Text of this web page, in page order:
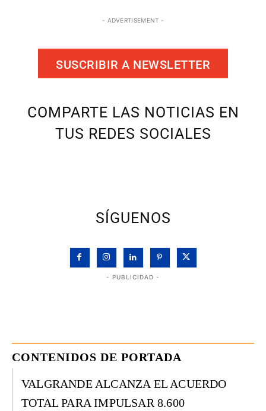
- ADVERTISEMENT -
SUSCRIBIR A NEWSLETTER
COMPARTE LAS NOTICIAS EN
TUS REDES SOCIALES
SÍGUENOS
- PUBLICIDAD -
CONTENIDOS DE PORTADA
VALGRANDE ALCANZA EL ACUERDO
TOTAL PARA IMPULSAR 8.600